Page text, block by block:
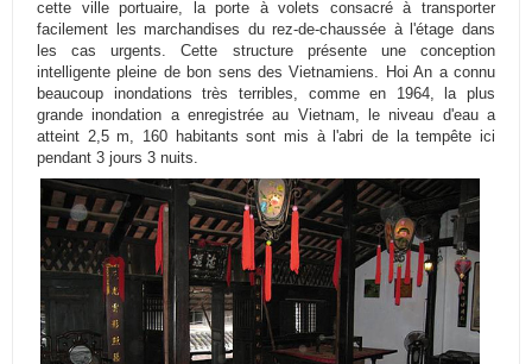
cette ville portuaire, la porte à volets consacré à transporter
facilement les marchandises du rez-de-chaussée à l'étage dans
les cas urgents.
Cette structure présente une conception
intelligente pleine de bon sens des Vietnamiens.
Hoi An a connu
beaucoup inondations très terribles, comme en 1964, la plus
grande inondation a enregistrée au Vietnam, le niveau d'eau a
atteint 2,5 m, 160 habitants sont mis à l'abri de la tempête ici
pendant 3 jours 3 nuits.